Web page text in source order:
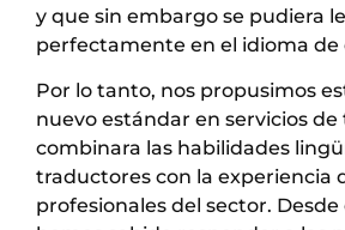
y que sin embargo se pudiera
perfectamente en el idioma de
Por lo tanto, nos propusimos
nuevo estándar en servicios
combinara las habilidades
traductores con la experiencia
profesionales del sector.